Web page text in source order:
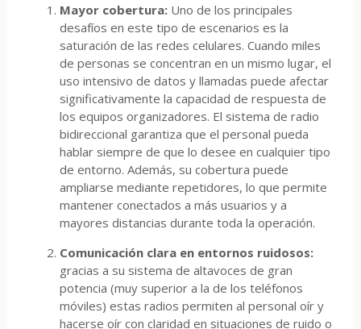
Mayor cobertura: Uno de los principales
desafíos en este tipo de escenarios es la
saturación de las redes celulares. Cuando miles
de personas se concentran en un mismo lugar, el
uso intensivo de datos y llamadas puede afectar
significativamente la capacidad de respuesta de
los equipos organizadores. El sistema de radio
bidireccional garantiza que el personal pueda
hablar siempre de que lo desee en cualquier tipo
de entorno. Además, su cobertura puede
ampliarse mediante repetidores, lo que permite
mantener conectados a más usuarios y a
mayores distancias durante toda la operación.
Comunicación clara en entornos ruidosos:
gracias a su sistema de altavoces de gran
potencia (muy superior a la de los teléfonos
móviles) estas radios permiten al personal oír y
hacerse oír con claridad en situaciones de ruido o